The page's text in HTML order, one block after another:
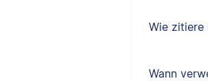
Wie zitiere
Wann